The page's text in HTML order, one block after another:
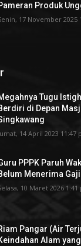
Produk
17 November 2025
Tugu
di Depan
14 April 2023 11:47
PPPK Paruh
Menerima Gaji
10 Maret 2026 1:41
Pangar (Air
Alam